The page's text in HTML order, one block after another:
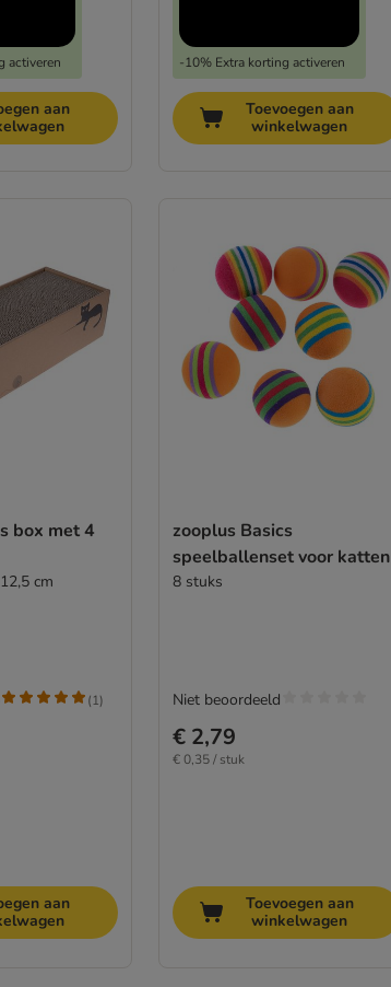
activeren
aan
-10% Extra korting activeren
Toevoegen aan
winkelwagen
box met 4
cm
(1)
aan
zooplus Basics
speelballenset voor katten
8 stuks
€ 2,79
€ 0,35 / stuk
Niet beoordeeld
Toevoegen aan
winkelwagen